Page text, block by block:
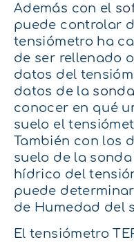
Además con el
puede controlar
tensiómetro ha
de ser rellenado
datos del
datos de la sonda
conocer en qué
suelo el
También con los
suelo de la sonda
hídrico del
puede
de Humedad del
El tensiómetro